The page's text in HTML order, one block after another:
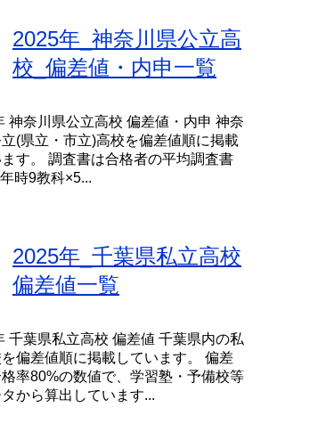
2025年_神奈川県公立高
校_偏差値・内申一覧
神奈川県公立高校 偏差値・内申 神奈
立(県立・市立)高校を偏差値順に掲載
ます。 調査書は合格者の平均調査書
時9教科×5...
2025年_千葉県私立高校
偏差値一覧
千葉県私立高校 偏差値 千葉県内の私
偏差値順に掲載しています。 偏差
率80%の数値で、学習塾・予備校等
から算出しています...